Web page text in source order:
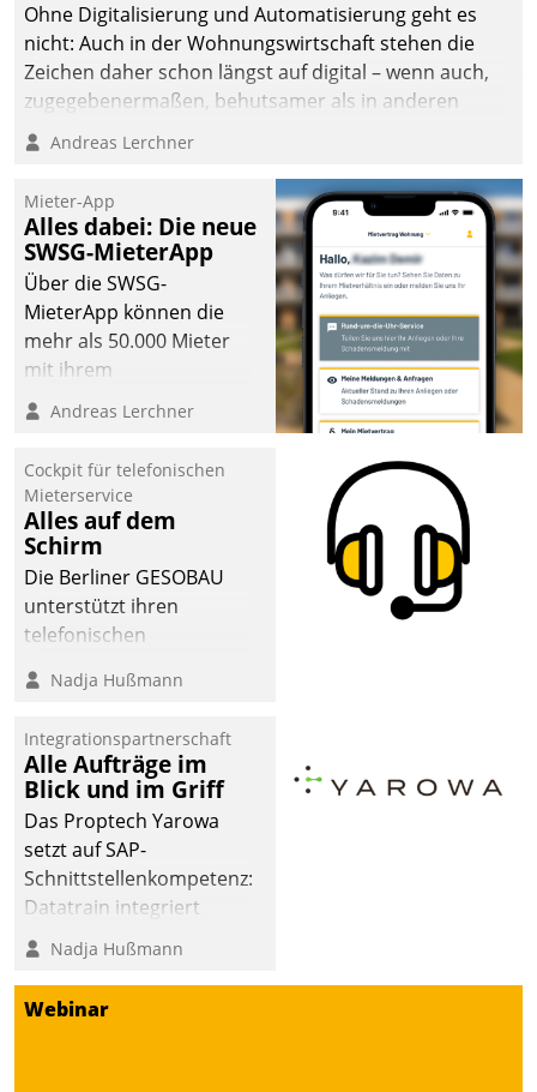
Ohne Digitalisierung und Automatisierung geht es
nicht: Auch in der Wohnungswirtschaft stehen die
Zeichen daher schon längst auf digital – wenn auch,
zugegebenermaßen, behutsamer als in anderen
Branchen.
Andreas Lerchner
Mieter-App
Alles dabei: Die neue
SWSG-MieterApp
Über die SWSG-
MieterApp können die
mehr als 50.000 Mieter
mit ihrem
Wohnungsunternehmen
kommunizieren, auf dem
einsehen und ändern
oder
Schadensmeldungen
abgeben – rund um die
Uhr.
Andreas Lerchner
Cockpit für telefonischen
Mieterservice
Alles auf dem
Schirm
Die Berliner GESOBAU
unterstützt ihren
telefonischen
digitalen Cockpit, das
passende Fragen und
Schlagworte auswirft.
Eine intuitive
Dialogführung ermöglicht
dem externen
Serviceteam, Anrufe von
Mietenden zügiger und
effizienter zu bearbeiten.
Nadja Hußmann
Integrationspartnerschaft
Alle Aufträge im
Blick und im Griff
Das Proptech Yarowa
setzt auf SAP-
Schnittstellenkompetenz:
Datatrain integriert
Yarowas Portal zur
Vergabe und Verwaltung
von Aufträgen der
operativen
Nadja Hußmann
Webinar